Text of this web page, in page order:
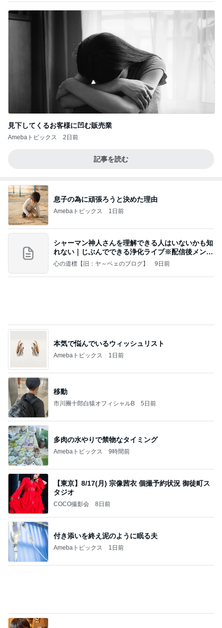
ガザル
見下してくるお客様に凹む販売業
Amebaトピックス 2日前
記事を読む
息子の為に頑張ろうと決めた理由
Amebaトピックス 1日前
シャーマン神人さんを理解できる人はいないかも知
れない｜じぶんでできる浄化ライブ※配信後メンバ
ー限
心の道標【旧：ヤ～ベェのブログ】 9日前
本気で悩んでいるウィッシュリスト
Amebaトピックス 1日前
移動
市川團十郎白猿オフィシャルB 5日前
多肉の水やりで禁物なタイミング
Amebaトピックス 9時間前
【東京】8/17(月) 宗像茜衣 個撮予約状況 御徒町ス
タジオ
COCO撮影会 8日前
付き添いを終え泥のように眠る夫
Amebaトピックス 1日前